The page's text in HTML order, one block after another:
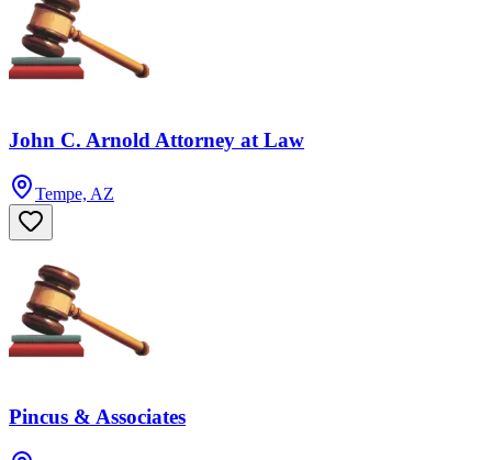
John C. Arnold Attorney at Law
Tempe, AZ
Pincus & Associates